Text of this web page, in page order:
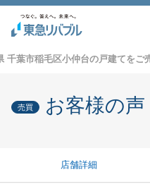
千葉市稲毛区小仲台の戸建てをご
売買 お客様の声
店舗詳細